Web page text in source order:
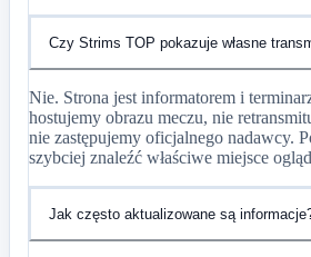
Czy Strims TOP pokazuje własne
Nie. Strona jest informatorem i
hostujemy obrazu meczu, nie
nie zastępujemy oficjalnego nadawcy.
szybciej znaleźć właściwe miejsce
Jak często aktualizowane są